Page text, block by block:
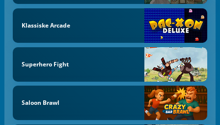
Klassiske Arcade
Superhero Fight
Saloon Brawl